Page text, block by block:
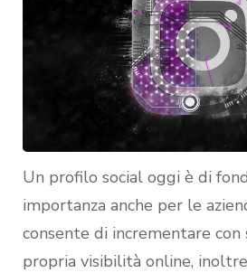
Un profilo social oggi è di
importanza anche per le
consente di incrementare con
propria visibilità online,